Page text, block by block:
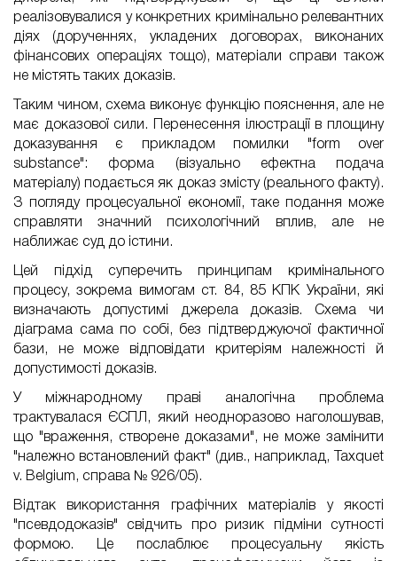
реалізовувалися у конкретних кримінально релевантних
діях (дорученнях, укладених договорах, виконаних
фінансових операціях тощо), матеріали справи також
не містять таких доказів.
Таким чином, схема виконує функцію пояснення, але не
має доказової сили. Перенесення ілюстрації в площину
доказування є прикладом помилки "form over
substance": форма (візуально ефектна подача
матеріалу) подається як доказ змісту (реального факту).
З погляду процесуальної економії, таке подання може
справляти значний психологічний вплив, але не
наближає суд до істини.
Цей підхід суперечить принципам кримінального
процесу, зокрема вимогам ст. 84, 85 КПК України, які
визначають допустимі джерела доказів. Схема чи
діаграма сама по собі, без підтверджуючої фактичної
бази, не може відповідати критеріям належності й
допустимості доказів.
У міжнародному праві аналогічна проблема
трактувалася ЄСПЛ, який неодноразово наголошував,
що "враження, створене доказами", не може замінити
"належно встановлений факт" (див., наприклад, Taxquet
v. Belgium, справа № 926/05).
Відтак використання графічних матеріалів у якості
"псевдодоказів" свідчить про ризик підміни сутності
формою. Це послаблює процесуальну якість